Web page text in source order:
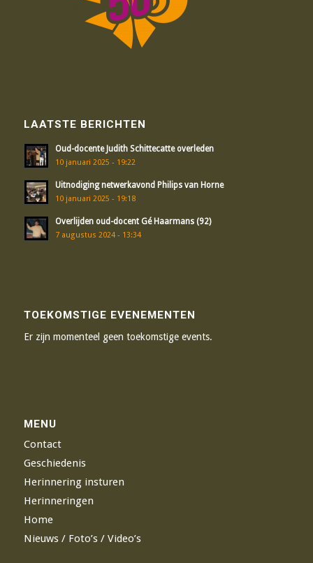
LAATSTE BERICHTEN
Oud-docente Judith Schittecatte overleden
10 januari 2025 - 19:22
Uitnodiging netwerkavond Philips van Horne
10 januari 2025 - 19:18
Overlijden oud-docent Gé Haarmans (92)
7 augustus 2024 - 13:34
TOEKOMSTIGE EVENEMENTEN
Er zijn momenteel geen toekomstige events.
MENU
Contact
Geschiedenis
Herinnering insturen
Herinneringen
Home
Nieuws / Foto’s / Video’s